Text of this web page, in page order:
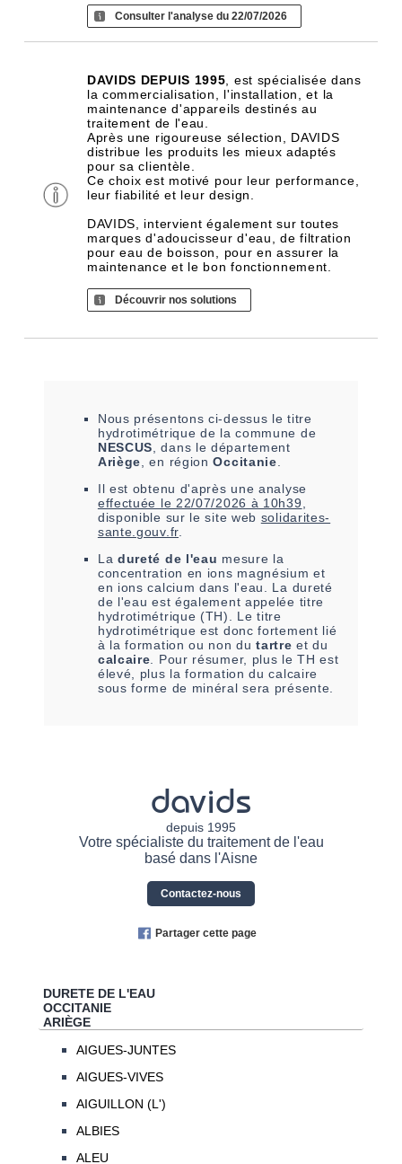
Consulter l'analyse du 22/07/2026
DAVIDS DEPUIS 1995 , est spécialisée dans
la commercialisation, l'installation, et la
maintenance d'appareils destinés au
traitement de l'eau.
Après une rigoureuse sélection, DAVIDS
distribue les produits les mieux adaptés
pour sa clientèle.
Ce choix est motivé pour leur performance,
leur fiabilité et leur design.
DAVIDS, intervient également sur toutes
marques d'adoucisseur d'eau, de filtration
pour eau de boisson, pour en assurer la
maintenance et le bon fonctionnement.
Découvrir nos solutions
Nous présentons ci-dessus le titre
hydrotimétrique de la commune de
NESCUS , dans le département
Ariège , en régionOccitanie
Il est obtenu d'après une analyse
effectuée le 22/07/2026 à 10h39
disponible sur le site web solidarites-
sante.gouv.fr.
La dureté de l'eau mesure la
concentration en ions magnésium et
en ions calcium dans l'eau. La dureté
de l'eau est également appelée titre
hydrotimétrique (TH). Le titre
hydrotimétrique est donc fortement lié
à la formation ou non dutartre et du
calcaire . Pour résumer, plus le TH est
élevé, plus la formation du calcaire
sous forme de minéral sera présente.
davids
depuis 1995
Votre spécialiste du traitement de l'eau
basé dans l'Aisne
Contactez-nous
Partager cette page
DURETE DE L'EAU
OCCITANIE
ARIÈGE
AIGUES-JUNTES
AIGUES-VIVES
AIGUILLON (L')
ALBIES
ALEU